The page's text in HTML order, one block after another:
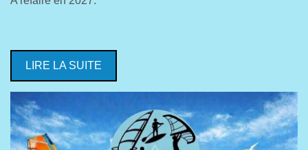
LIRE LA SUITE